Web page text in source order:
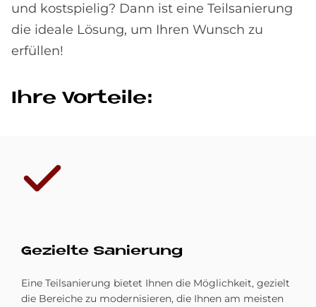
und kostspielig? Dann ist eine Teilsanierung
die ideale Lösung, um Ihren Wunsch zu
erfüllen!
Ihre Vor­teile:
Ge­ziel­te Sa­nie­rung
Eine Teilsanierung bietet Ihnen die Möglichkeit, gezielt
die Bereiche zu modernisieren, die Ihnen am meisten